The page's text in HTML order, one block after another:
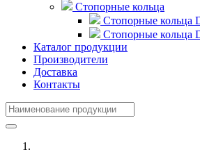
Стопорные кольца
Стопорные кольца
Стопорные кольца
Каталог продукции
Производители
Доставка
Контакты